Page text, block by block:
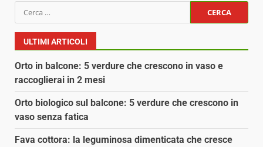
Ricerca
per:
ULTIMI ARTICOLI
Orto in balcone: 5 verdure che crescono in vaso e
raccoglierai in 2 mesi
Orto biologico sul balcone: 5 verdure che crescono in
vaso senza fatica
Fava cottora: la leguminosa dimenticata che cresce